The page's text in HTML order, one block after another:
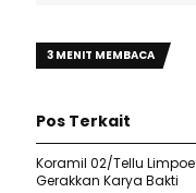
3 MENIT MEMBACA
Pos Terkait
Koramil 02/Tellu Limpoe
Gerakkan Karya Bakti